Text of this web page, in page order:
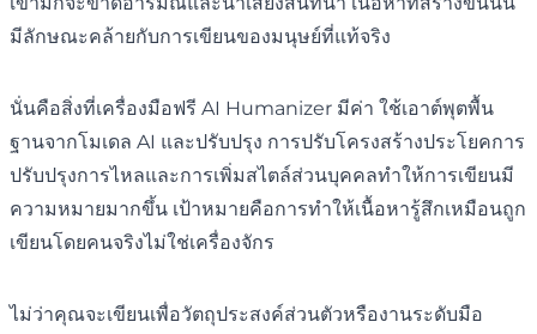
มีลักษณะคล้ายกับการเขียนของมนุษย์ที่แท้จริง
นั่นคือสิ่งที่เครื่องมือฟรี AI Humanizer มีค่า ใช้เอาต์พุตพื้น
ฐานจากโมเดล AI และปรับปรุง การปรับโครงสร้างประโยคการ
ปรับปรุงการไหลและการเพิ่มสไตล์ส่วนบุคคลทำให้การเขียนมี
ความหมายมากขึ้น เป้าหมายคือการทำให้เนื้อหารู้สึกเหมือนถูก
เขียนโดยคนจริงไม่ใช่เครื่องจักร
ไม่ว่าคุณจะเขียนเพื่อวัตถุประสงค์ส่วนตัวหรืองานระดับมือ